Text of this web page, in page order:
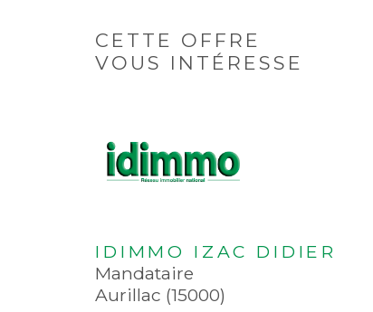
CETTE OFFRE
VOUS INTÉRESSE
IDIMMO IZAC DIDIER
Mandataire
Aurillac (15000)